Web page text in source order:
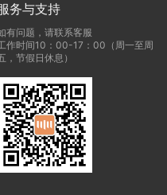
务与支持
有问题，请联系客服
作时间10：00-17：00（周一至周
，节假日休息）